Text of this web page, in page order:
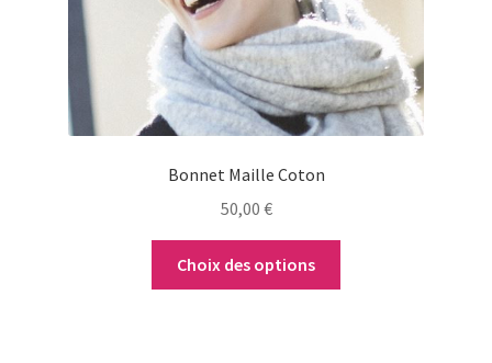
Bonnet Maille Coton
50,00 €
Choix des options
être
choisies
sur
la
page
produit